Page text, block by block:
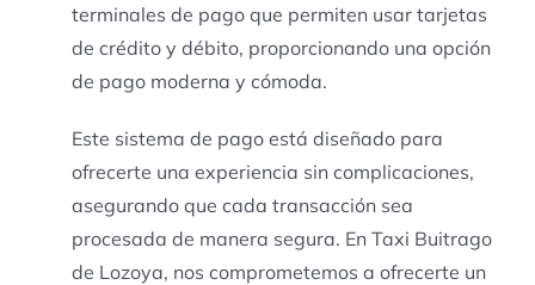
terminales de pago que permiten usar tarjetas
de crédito y débito, proporcionando una opción
de pago moderna y cómoda.
Este sistema de pago está diseñado para
ofrecerte una experiencia sin complicaciones,
asegurando que cada transacción sea
procesada de manera segura. En Taxi Buitrago
de Lozoya, nos comprometemos a ofrecerte un